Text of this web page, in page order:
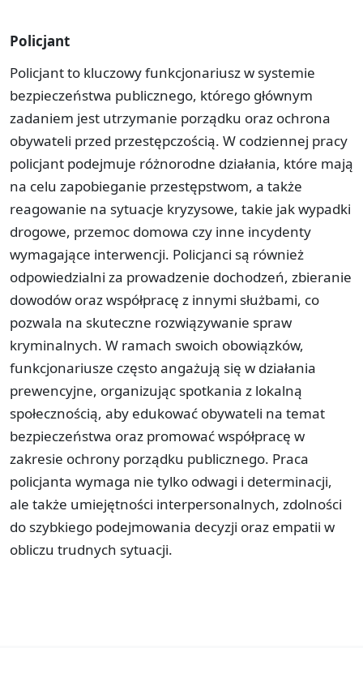
Policjant
Policjant to kluczowy funkcjonariusz w systemie
bezpieczeństwa publicznego, którego głównym
zadaniem jest utrzymanie porządku oraz ochrona
obywateli przed przestępczością. W codziennej pracy
policjant podejmuje różnorodne działania, które mają
na celu zapobieganie przestępstwom, a także
reagowanie na sytuacje kryzysowe, takie jak wypadki
drogowe, przemoc domowa czy inne incydenty
wymagające interwencji. Policjanci są również
odpowiedzialni za prowadzenie dochodzeń, zbieranie
dowodów oraz współpracę z innymi służbami, co
pozwala na skuteczne rozwiązywanie spraw
kryminalnych. W ramach swoich obowiązków,
funkcjonariusze często angażują się w działania
prewencyjne, organizując spotkania z lokalną
społecznością, aby edukować obywateli na temat
bezpieczeństwa oraz promować współpracę w
zakresie ochrony porządku publicznego. Praca
policjanta wymaga nie tylko odwagi i determinacji,
ale także umiejętności interpersonalnych, zdolności
do szybkiego podejmowania decyzji oraz empatii w
obliczu trudnych sytuacji.